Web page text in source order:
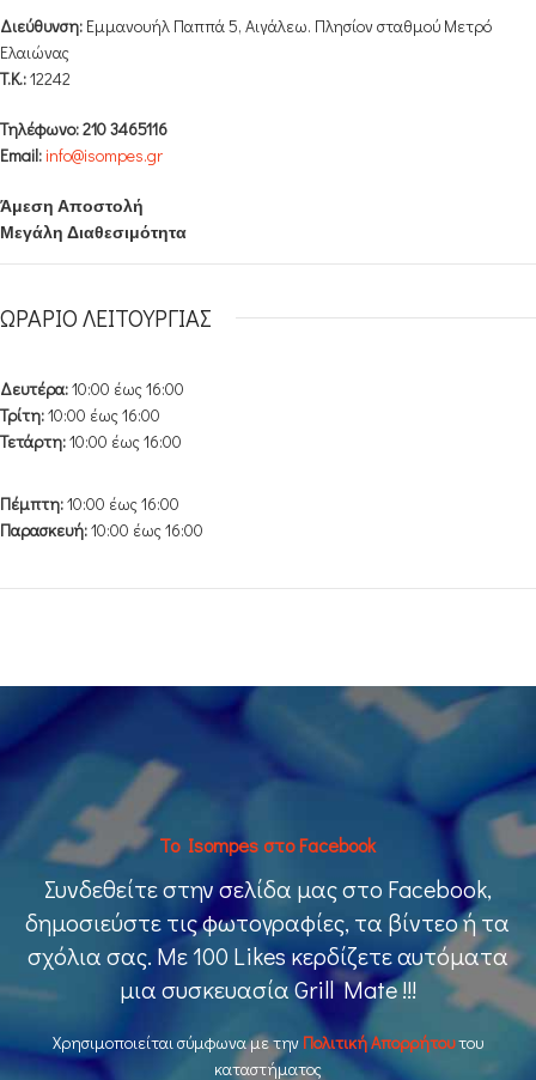
Διεύθυνση: Εμμανουήλ Παππά 5, Αιγάλεω. Πλησίον σταθμού Μετρό
Ελαιώνας
T.K.:12242
Τηλέφωνο:210 3465116
Email: info@isompes.gr
Άμεση Αποστολή
Μεγάλη Διαθεσιμότητα
ΩΡΑΡΙΟ ΛΕΙΤΟΥΡΓΙΑΣ
Δευτέρα:10:00 έως 16:00
Τρίτη:10:00 έως 16:00
Τετάρτη:10:00 έως 16:00
Πέμπτη:10:00 έως 16:00
Παρασκευή:10:00 έως 16:00
To Isompes στο Facebook
Συνδεθείτε στην σελίδα μας στο Facebook,
δημοσιεύστε τις φωτογραφίες, τα βίντεο ή τα
σχόλια σας. Με 100 Likes κερδίζετε αυτόματα
μια συσκευασία Grill Mate !!!
Χρησιμοποιείται σύμφωνα με την Πολιτική Απορρήτουτου
καταστήματος